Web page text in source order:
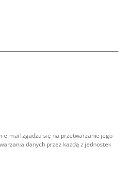
e-mail zgadza się na przetwarzanie jego
danych przez każdą z jednostek